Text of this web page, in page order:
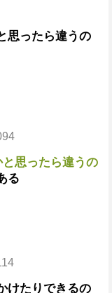
思ったら違うの
思ったら違うの
る
けたりできるの